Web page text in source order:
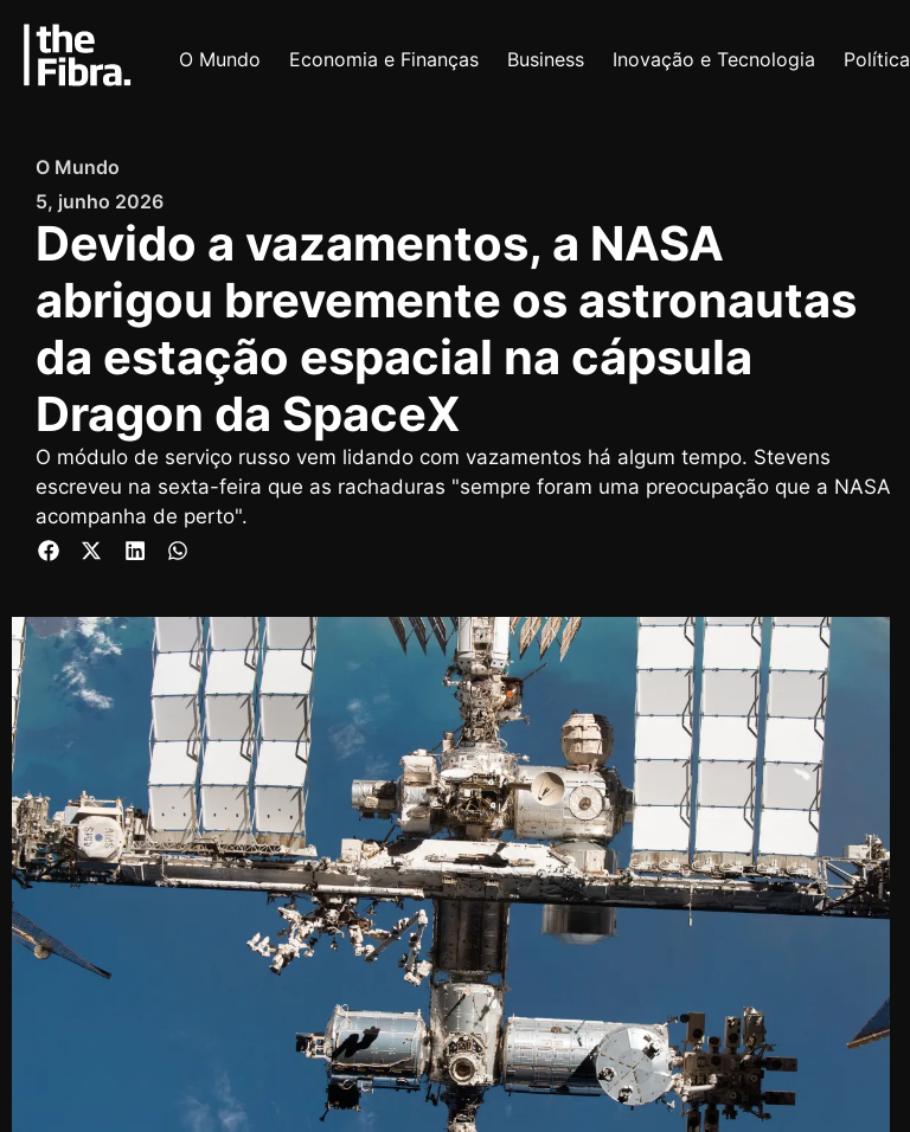
O Mundo Economia e Finanças Business Inovação e Tecnologia Política
O Mundo
5, junho 2026
Devido a vazamentos, a NASA
abrigou brevemente os astronautas
da estação espacial na cápsula
Dragon da SpaceX
O módulo de serviço russo vem lidando com vazamentos há algum tempo. Stevens
escreveu na sexta-feira que as rachaduras "sempre foram uma preocupação que a NASA
acompanha de perto".